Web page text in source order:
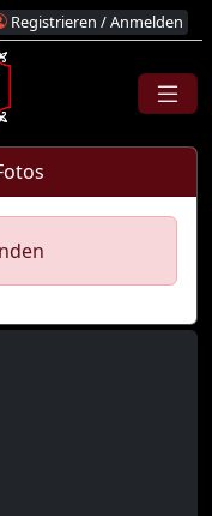
Registrieren / Anmelden